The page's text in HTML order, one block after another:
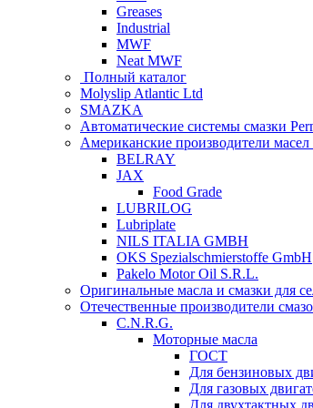
Greases
Industrial
MWF
Neat MWF
Полный каталог
Molyslip Atlantic Ltd
SMAZKA
Автоматические системы смазки
Американские производители масел
BELRAY
JAX
Food Grade
LUBRILOG
Lubriplate
NILS ITALIA GMBH
OKS Spezialschmierstoffe GmbH
Pakelo Motor Oil S.R.L.
Оригинальные масла и смазки для
Отечественные производители
C.N.R.G.
Моторные масла
ГОСТ
Для бензиновых
Для газовых
Для двухтактных